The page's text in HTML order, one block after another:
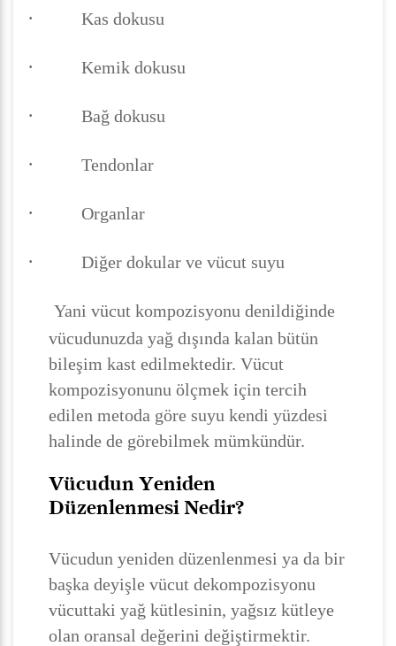
· Kas dokusu
· Kemik dokusu
· Bağ dokusu
· Tendonlar
· Organlar
· Diğer dokular ve vücut suyu
Yani vücut kompozisyonu denildiğinde
vücudunuzda yağ dışında kalan bütün
bileşim kast edilmektedir. Vücut
kompozisyonunu ölçmek için tercih
edilen metoda göre suyu kendi yüzdesi
halinde de görebilmek mümkündür.
Vücudun Yeniden
Düzenlenmesi Nedir?
Vücudun yeniden düzenlenmesi ya da bir
başka deyişle vücut dekompozisyonu
vücuttaki yağ kütlesinin, yağsız kütleye
olan oransal değerini değiştirmektir.